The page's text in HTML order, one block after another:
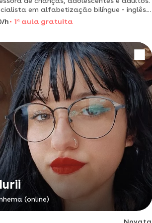
em alfabetização bilíngue - inglês.
h 1 aaula gratuita
(online)
Novata